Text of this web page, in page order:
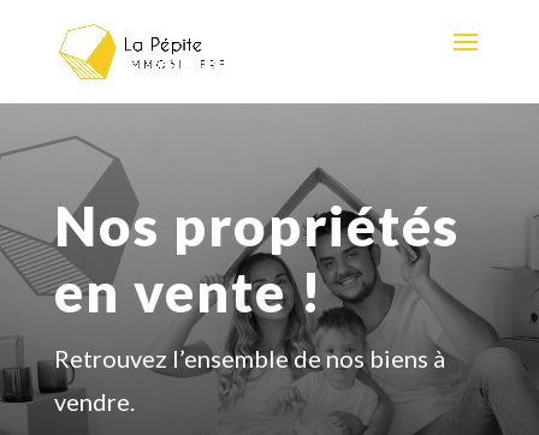
Nos propriétés
en vente !
Retrouvez l’ensemble de nos biens à
vendre.